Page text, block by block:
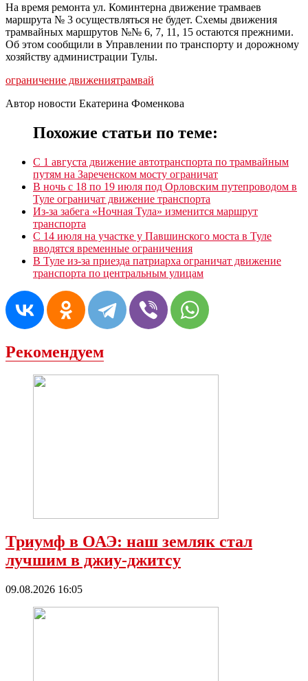
На время ремонта ул. Коминтерна движение трамваев
маршрута № 3 осуществляться не будет. Схемы движения
трамвайных маршрутов №№ 6, 7, 11, 15 остаются прежними.
Об этом сообщили в Управлении по транспорту и дорожному
хозяйству администрации Тулы.
ограничение движениятрамвай
Автор новости Екатерина Фоменкова
Похожие статьи по теме:
С 1 августа движение автотранспорта по трамвайным
путям на Зареченском мосту ограничат
В ночь с 18 по 19 июля под Орловским путепроводом в
Туле ограничат движение транспорта
Из-за забега «Ночная Тула» изменится маршрут
транспорта
С 14 июля на участке у Павшинского моста в Туле
вводятся временные ограничения
В Туле из-за приезда патриарха ограничат движение
транспорта по центральным улицам
Рекомендуем
Триумф в ОАЭ: наш земляк стал
лучшим в джиу-джитсу
09.08.2026 16:05